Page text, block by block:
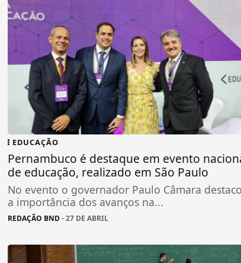
EDUCAÇÃO
Pernambuco é destaque em evento
de educação, realizado em São Paulo
No evento o governador Paulo Câmara
a importância dos avanços na...
REDAÇÃO BND- 27 DE ABRIL